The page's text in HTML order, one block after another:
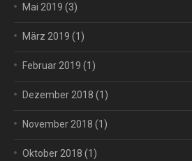
Mai 2019 (3)
März 2019 (1)
Februar 2019 (1)
Dezember 2018 (1)
November 2018 (1)
Oktober 2018 (1)